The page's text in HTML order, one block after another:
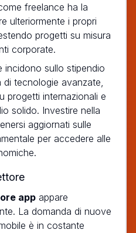
freelance ha la
ulteriormente i propri
progetti su misura
corporate.
incidono sullo stipendio
tecnologie avanzate,
progetti internazionali e
solido. Investire nella
aggiornati sulle
per accedere alle
app appare
La domanda di nuove
è in costante